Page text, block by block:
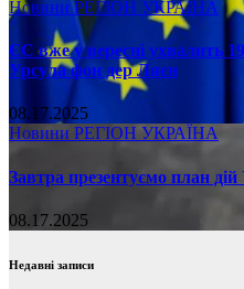
НовиниРЕГІОН УКРАЇНА
ЄС вже у вересні ухвалить
Урсула фон дер Ляєн
08.17.2025
Новини РЕГІОН УКРАЇНА
Завтра презентуємо план
08.17.2025
Недавні записи